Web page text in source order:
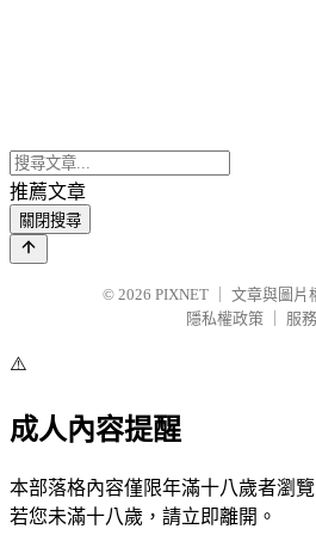
推薦文章
關閉搜尋
© 2026 PIXNET
文章與圖片
隱私權政策
服
⚠️
成人內容提醒
本部落格內容僅限年滿十八歲者瀏覽
若您未滿十八歲，請立即離開。